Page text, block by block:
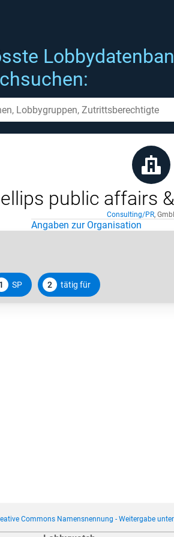
ellips public affairs
Consulting/PR,
Angaben zur Organisation
1 SP 2 tätig für
Commons Namensnennung - Weitergabe